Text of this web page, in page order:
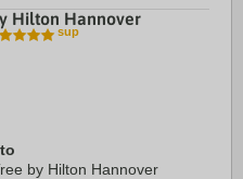
Hilton Hannover
by Hilton Hannover